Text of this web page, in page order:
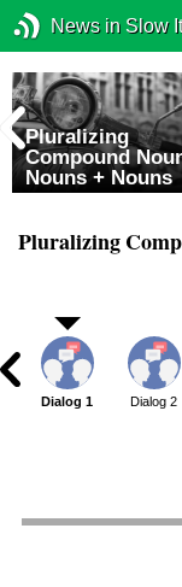
News in Slow
Pluralizing
Compound
Nouns + Nouns
Pluralizing
Dialog 1 Dialog 2